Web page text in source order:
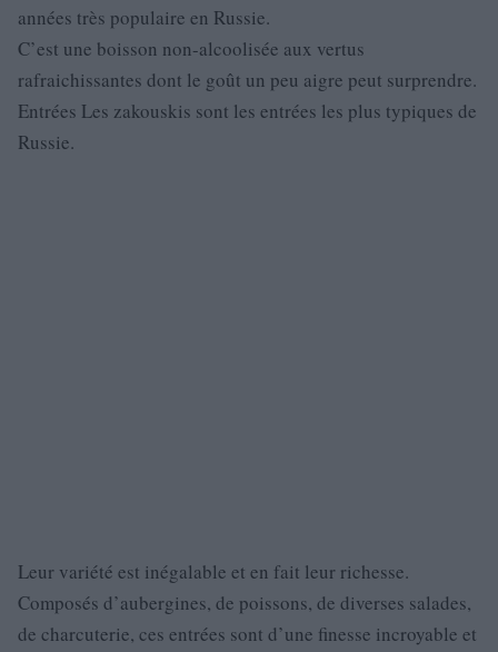
années très populaire en Russie.
C’est une boisson non-alcoolisée aux vertus
rafraichissantes dont le goût un peu aigre peut surprendre.
Entrées Les zakouskis sont les entrées les plus typiques de
Russie.
Leur variété est inégalable et en fait leur richesse.
Composés d’aubergines, de poissons, de diverses salades,
de charcuterie, ces entrées sont d’une finesse incroyable et